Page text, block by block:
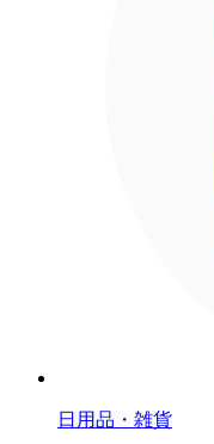
日用品・雑貨